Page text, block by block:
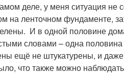
деле, у меня ситуация не
на ленточном фундаменте,
И в одной половине
словами – одна половина
ещё не штукатурены, и
что также можно